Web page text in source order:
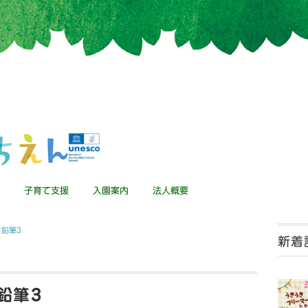
子育て支援 入園案内 法人概要
筆3
筆3
新着